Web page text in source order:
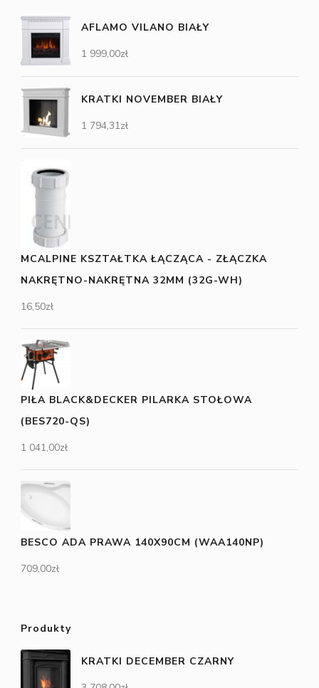
AFLAMO VILANO BIAŁY
1 999,00zł
KRATKI NOVEMBER BIAŁY
1 794,31zł
MCALPINE KSZTAŁTKA ŁĄCZĄCA - ZŁĄCZKA
NAKRĘTNO-NAKRĘTNA 32MM (32G-WH)
16,50zł
PIŁA BLACK&DECKER PILARKA STOŁOWA
(BES720-QS)
1 041,00zł
BESCO ADA PRAWA 140X90CM (WAA140NP)
709,00zł
Produkty
KRATKI DECEMBER CZARNY